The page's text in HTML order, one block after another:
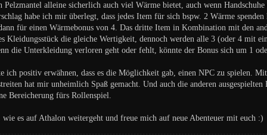
Pelzmantel alleine sicherlich auch viel Wärme bietet, auch wenn
habe ich mir überlegt, dass jedes Item für sich bspw. 2 Wärme
für einen Wärmebonus von 4. Das dritte Item in Kombination mit den
Kleidungsstück die gleiche Wertigkeit, dennoch werden alle 3 (oder 4 mit
die Unterkleidung verloren geht oder fehlt, könnte der Bonus sich um 1
ich positiv erwähnen, dass es die Möglichkeit gab, einen NPC zu spielen.
hat mir unheimlich Spaß gemacht. Und auch die anderen
Bereicherung fürs Rollenspiel.
wie es auf Athalon weitergeht und freue mich auf neue Abenteuer mit euch :)